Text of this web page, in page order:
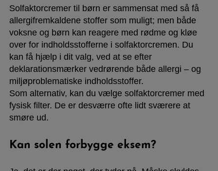
Solfaktorcremer til børn er sammensat med så få
allergifremkaldene stoffer som muligt; men både
voksne og børn kan reagere med rødme og kløe
over for indholdsstofferne i solfaktorcremen. Du
kan få hjælp i dit valg, ved at se efter
deklarationsmærker vedrørende både allergi – og
miljøproblematiske indholdsstoffer.
Som alternativ, kan du vælge solfaktorcremer med
fysisk filter. De er desværre ofte lidt sværere at
smøre ud.
Kan solen forbygge eksem?